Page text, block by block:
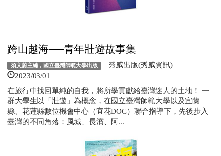
跨山越海──青年壯遊故事集
須文蔚主編，國立臺灣師範大學出版 秀威出版(秀威資訊)
2023/03/01
在旅行中找回單純的自我，將所學貢獻給臺灣迷人的土地！ 一
群大學生以「壯遊」為概念，在國立臺灣師範大學以及宜蘭
縣、花蓮縣數位機會中心（宜花DOC）聯合指導下，先後步入
臺灣的不同角落：風城、長濱、阿...